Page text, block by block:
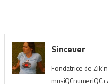
Sincever
Fondatrice de